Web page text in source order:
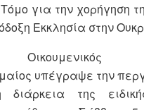
Τόμο για την χορήγηση
Εκκλησία στην
υπέγραψε την
διάρκεια της